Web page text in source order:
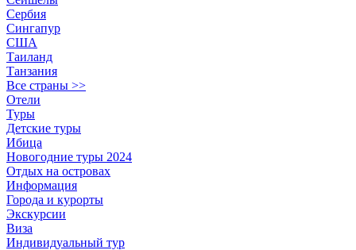
Сербия
Сингапур
США
Таиланд
Танзания
Все страны >>
Отели
Туры
Детские туры
Ибица
Новогодние туры 2024
Отдых на островах
Информация
Города и курорты
Экскурсии
Виза
Индивидуальный тур